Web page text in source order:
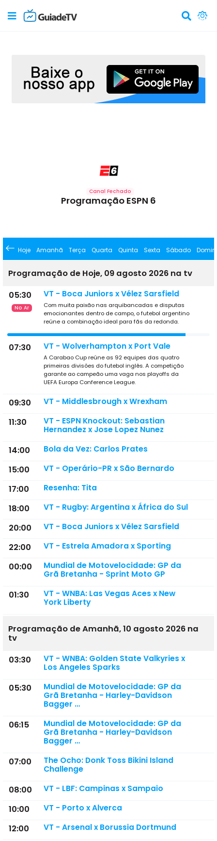
Canal Fechado
Programação ESPN 6
Hoje Amanhã Terça Quarta Quinta Sexta Sábado
Programação de Hoje, 09 agosto 2026 na tv
05:30
No Ar
VT - Boca Juniors x Vélez Sarsfield
Com muita paixão nas arquibancadas e disputas
emocionantes dentro de campo, o futebol argentino
reúne a combinação ideal para fãs da redonda.
07:30 VT - Wolverhampton x Port Vale
A Carabao Cup reúne as 92 equipes das quatro
primeiras divisões do futebol inglês. A competição
garante ao campeão uma vaga nos playoffs da
UEFA Europa Conference League.
09:30 VT - Middlesbrough x Wrexham
11:30
VT - ESPN Knockout: Sebastian
Hernandez x Jose Lopez Nunez
14:00 Bola da Vez: Carlos Prates
15:00 VT - Operário-PR x São Bernardo
17:00 Resenha: Tita
18:00 VT - Rugby: Argentina x África do Sul
20:00 VT - Boca Juniors x Vélez Sarsfield
22:00 VT - Estrela Amadora x Sporting
00:00
Mundial de Motovelocidade: GP da
Grã Bretanha - Sprint Moto GP
01:30
VT - WNBA: Las Vegas Aces x New
York Liberty
Programação de Amanhã, 10 agosto 2026 na
tv
03:30
VT - WNBA: Golden State Valkyries x
Los Angeles Sparks
05:30
Mundial de Motovelocidade: GP da
Grã Bretanha - Harley-Davidson
Bagger …
06:15
Mundial de Motovelocidade: GP da
Grã Bretanha - Harley-Davidson
Bagger …
07:00
The Ocho: Donk Toss Bikini Island
Challenge
08:00 VT - LBF: Campinas x Sampaio
10:00 VT - Porto x Alverca
12:00 VT - Arsenal x Borussia Dortmund